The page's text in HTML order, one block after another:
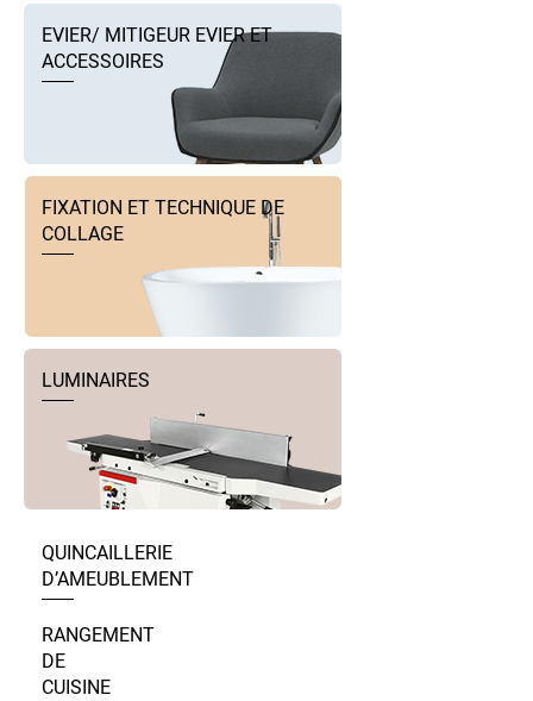
EVIER/ MITIGEUR EVIER ET
ACCESSOIRES
FIXATION ET TECHNIQUE DE
COLLAGE
LUMINAIRES
QUINCAILLERIE
D’AMEUBLEMENT
RANGEMENT
DE
CUISINE